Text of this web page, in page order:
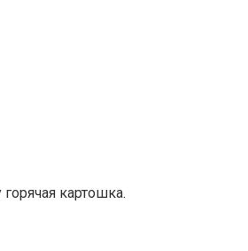
картошка.